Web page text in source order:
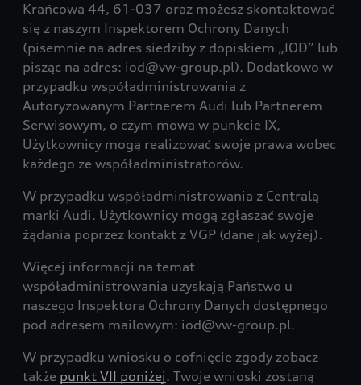
Krańcowa 44, 61-037 oraz możesz skontaktować
się z naszym Inspektorem Ochrony Danych
(pisemnie na adres siedziby z dopiskiem „IOD” lub
pisząc na adres: iod@vw-group.pl). Dodatkowo w
przypadku współadministrowania z
Autoryzowanym Partnerem Audi lub Partnerem
Serwisowym, o czym mowa w punkcie IX,
Użytkownicy mogą realizować swoje prawa wobec
każdego ze współadministratorów.
W przypadku współadministrowania z Centralą
marki Audi. Użytkownicy mogą zgłaszać swoje
żądania poprzez kontakt z VGP (dane jak wyżej).
Więcej informacji na temat
współadministrowania uzyskają Państwo u
naszego Inspektora Ochrony Danych dostępnego
pod adresem mailowym: iod@vw-group.pl.
W przypadku wniosku o cofnięcie zgody zobacz
także punkt VII poniżej. Twoje wnioski zostaną